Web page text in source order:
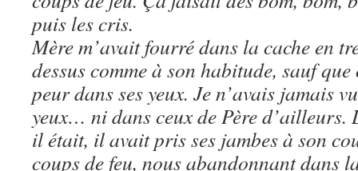
puis les cris.
Mère m’avait fourré dans la cache en
dessus comme à son habitude, sauf
peur dans ses yeux. Je n’avais jamais
yeux… ni dans ceux de Père d’ailleurs.
il était, il avait pris ses jambes à son
coups de feu, nous abandonnant dans